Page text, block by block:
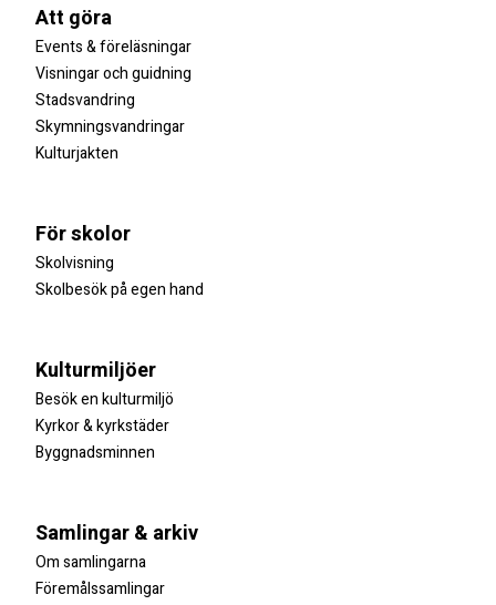
Att göra
Events & föreläsningar
Visningar och guidning
Stadsvandring
Skymningsvandringar
Kulturjakten
För skolor
Skolvisning
Skolbesök på egen hand
Kulturmiljöer
Besök en kulturmiljö
Kyrkor & kyrkstäder
Byggnadsminnen
Samlingar & arkiv
Om samlingarna
Föremålssamlingar